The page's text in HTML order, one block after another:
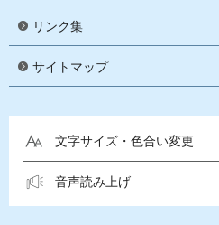
リンク集
サイトマップ
文字サイズ・色合い変更
音声読み上げ